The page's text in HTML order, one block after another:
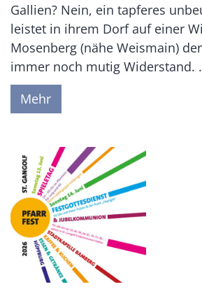
Gallien? Nein, ein tapferes
leistet in ihrem Dorf auf einer
Mosenberg (nähe Weismain)
immer noch mutig Widerstand.
Mehr